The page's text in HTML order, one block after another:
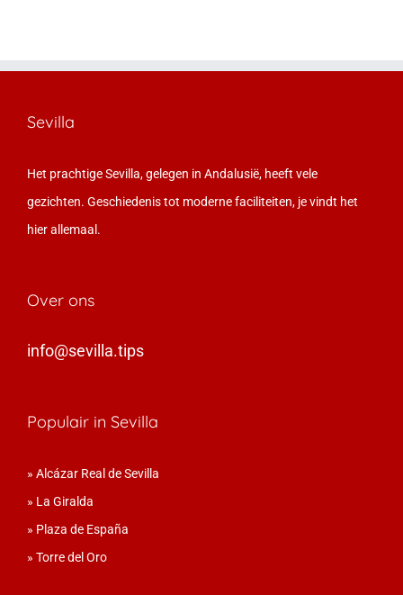
Sevilla
Het prachtige Sevilla, gelegen in Andalusië, heeft vele
gezichten. Geschiedenis tot moderne faciliteiten, je vindt het
hier allemaal.
Over ons
info@sevilla.tips
Populair in Sevilla
» Alcázar Real de Sevilla
» La Giralda
» Plaza de España
» Torre del Oro